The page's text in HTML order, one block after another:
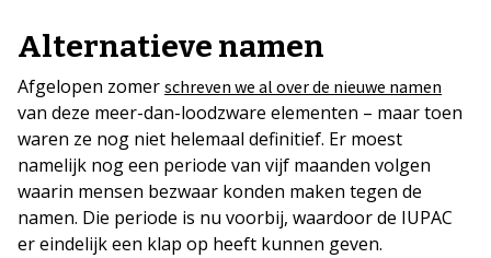
Alternatieve namen
Afgelopen zomer schreven we al over de nieuwe namen
van deze meer-dan-loodzware elementen – maar toen
waren ze nog niet helemaal definitief. Er moest
namelijk nog een periode van vijf maanden volgen
waarin mensen bezwaar konden maken tegen de
namen. Die periode is nu voorbij, waardoor de IUPAC
er eindelijk een klap op heeft kunnen geven.